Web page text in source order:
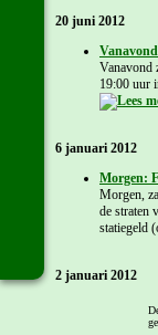
20 juni 2012
Vanavond
19:00 uur
6 januari 2012
Morgen:
Morgen,
de straten
statiegeld
2 januari 2012
Op